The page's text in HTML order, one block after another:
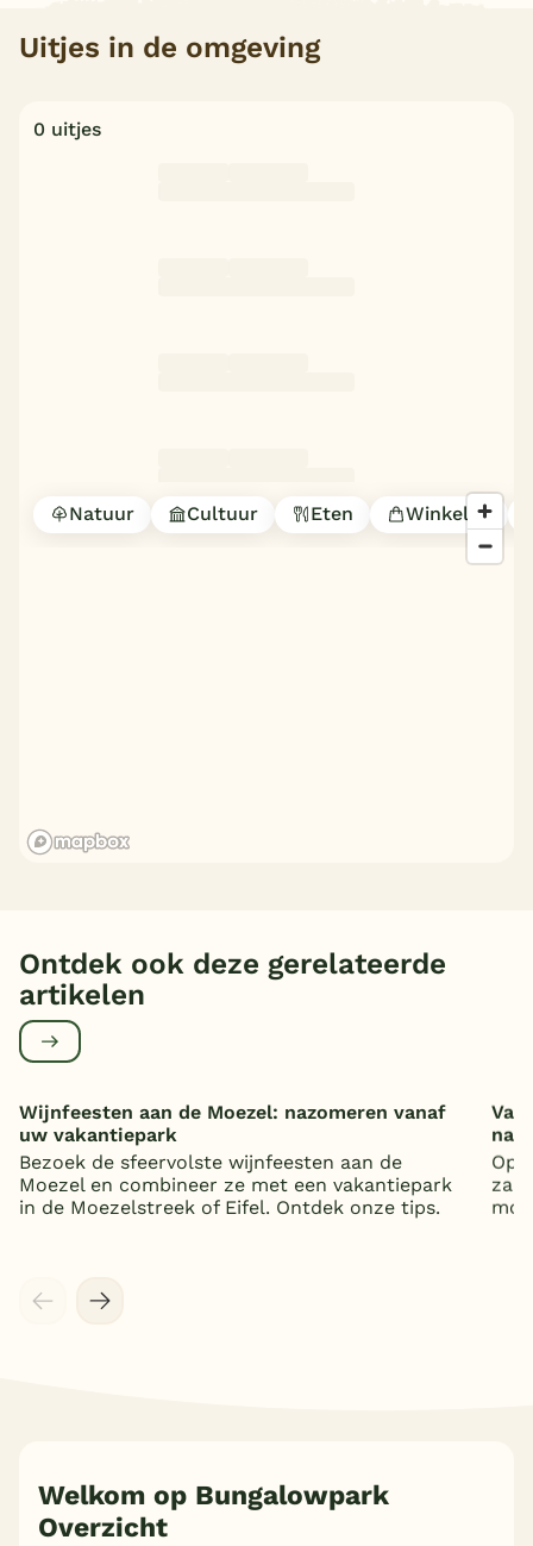
Uitjes in de omgeving
0 uitjes
Natuur Cultuur Eten Winkelen
Ontdek ook deze gerelateerde
artikelen
Wijnfeesten aan de Moezel: nazomeren vanaf
uw vakantiepark
Bezoek de sfeervolste wijnfeesten aan de
Moezel en combineer ze met een vakantiepark
in de Moezelstreek of Eifel. Ontdek onze tips.
Op
Welkom op Bungalowpark
Overzicht